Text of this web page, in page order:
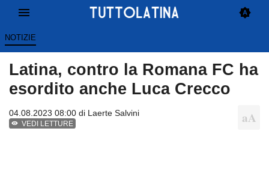
NOTIZIE
Latina, contro la Romana FC ha
esordito anche Luca Crecco
04.08.2023 08:00 di Laerte Salvini
VEDI LETTURE